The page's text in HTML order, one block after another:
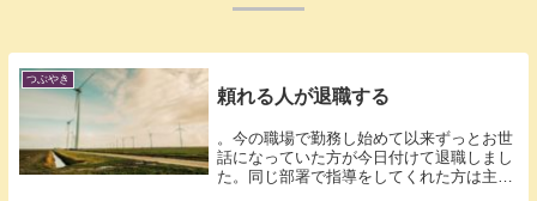
つぶやき
頼れる人が退職する
。今の職場で勤務し始めて以来ずっとお世
話になっていた方が今日付けて退職しまし
た。同じ部署で指導をしてくれた方は主に